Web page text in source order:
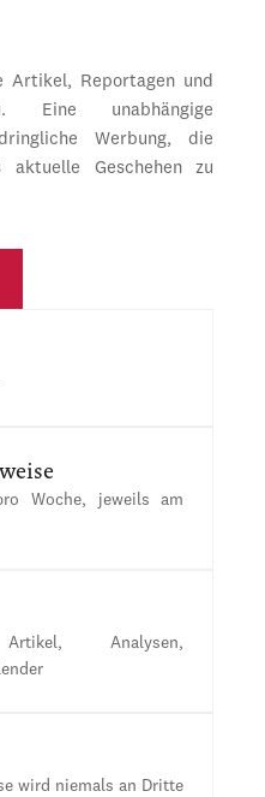
Artikel, Reportagen und
Eine unabhängige
Werbung, die
Geschehen zu
Woche, jeweils am
Analysen,
wird niemals an Dritte